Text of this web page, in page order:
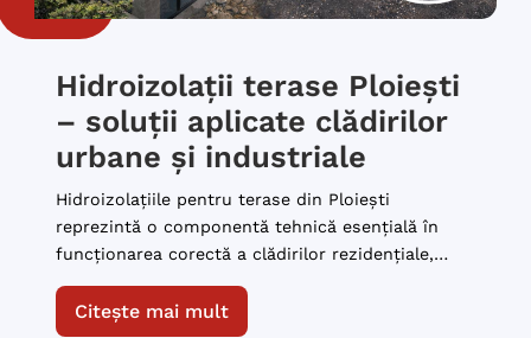
Hidroizolații terase Ploiești
– soluții aplicate clădirilor
urbane și industriale
Hidroizolațiile pentru terase din Ploiești
reprezintă o componentă tehnică esențială în
funcționarea corectă a clădirilor rezidențiale,
comerciale și industriale. Terasa concentrează
solicitări climatice directe, variații de
Citește mai mult